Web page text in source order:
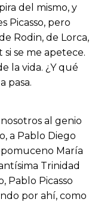
del mismo, y
Picasso, pero
Rodin, de Lorca,
se me apetece.
la vida. ¿Y qué
pasa.
al genio
a Pablo Diego
María
Trinidad
Pablo Picasso
por ahí, como